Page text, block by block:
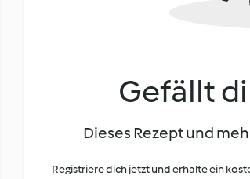
Gefällt
Dieses Rezept und
Registriere dich jetzt und erhalte ein